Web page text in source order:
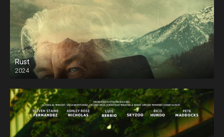
Rust
2024